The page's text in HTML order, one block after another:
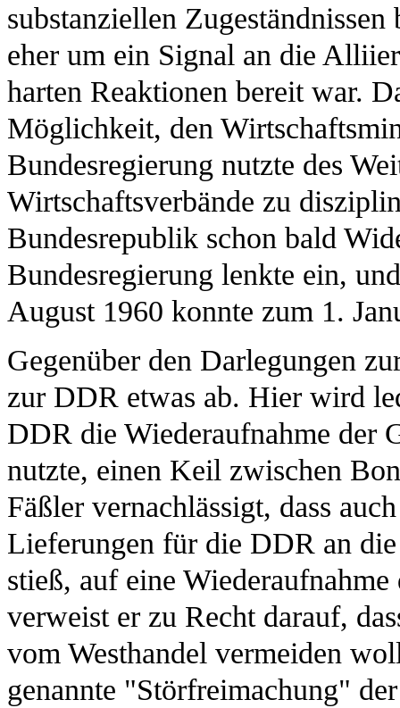
substanziellen
eher um ein Signal an die
harten Reaktionen bereit war.
Möglichkeit, den
Bundesregierung nutzte des
Wirtschaftsverbände zu
Bundesrepublik schon bald
Bundesregierung lenkte ein,
August 1960 konnte zum 1.
Gegenüber den Darlegungen
zur DDR etwas ab. Hier wird
DDR die Wiederaufnahme der
nutzte, einen Keil zwischen
Fäßler vernachlässigt, dass
Lieferungen für die DDR an
stieß, auf eine
verweist er zu Recht darauf,
vom Westhandel vermeiden
genannte "Störfreimachung"